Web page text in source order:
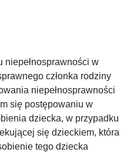
niepełnosprawności w
członka rodziny
niepełnosprawności
się postępowaniu w
dziecka, w przypadku
się dzieckiem, która
tego dziecka